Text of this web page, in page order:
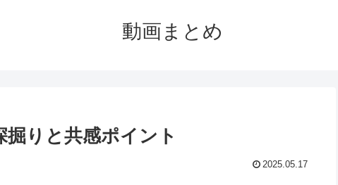
動画まとめ
りと共感ポイント
2025.05.17